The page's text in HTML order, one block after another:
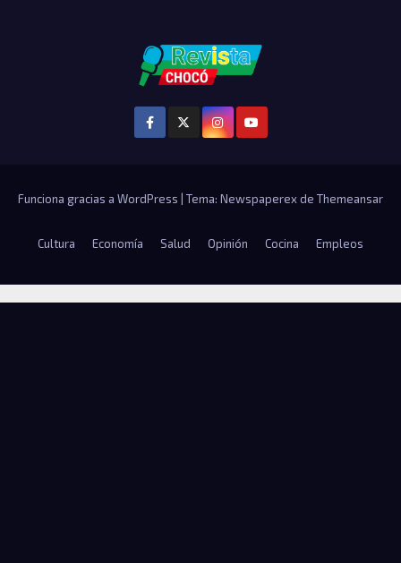
Funciona gracias a WordPress Tema: Newspaperex de Themeansar
Cultura Economía Salud Opinión Cocina Empleos